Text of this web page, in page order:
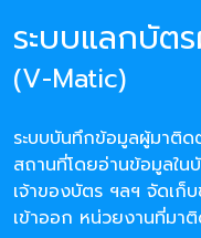
ระบบแลกบัต
(V-Matic)
ระบบบันทึกข้อมูลผู้มาติ
สถานที่โดยอ่านข้อมูลใน
เจ้าของบัตร ฯลฯ จัดเก็
เข้าออก หน่วยงานที่มาติ